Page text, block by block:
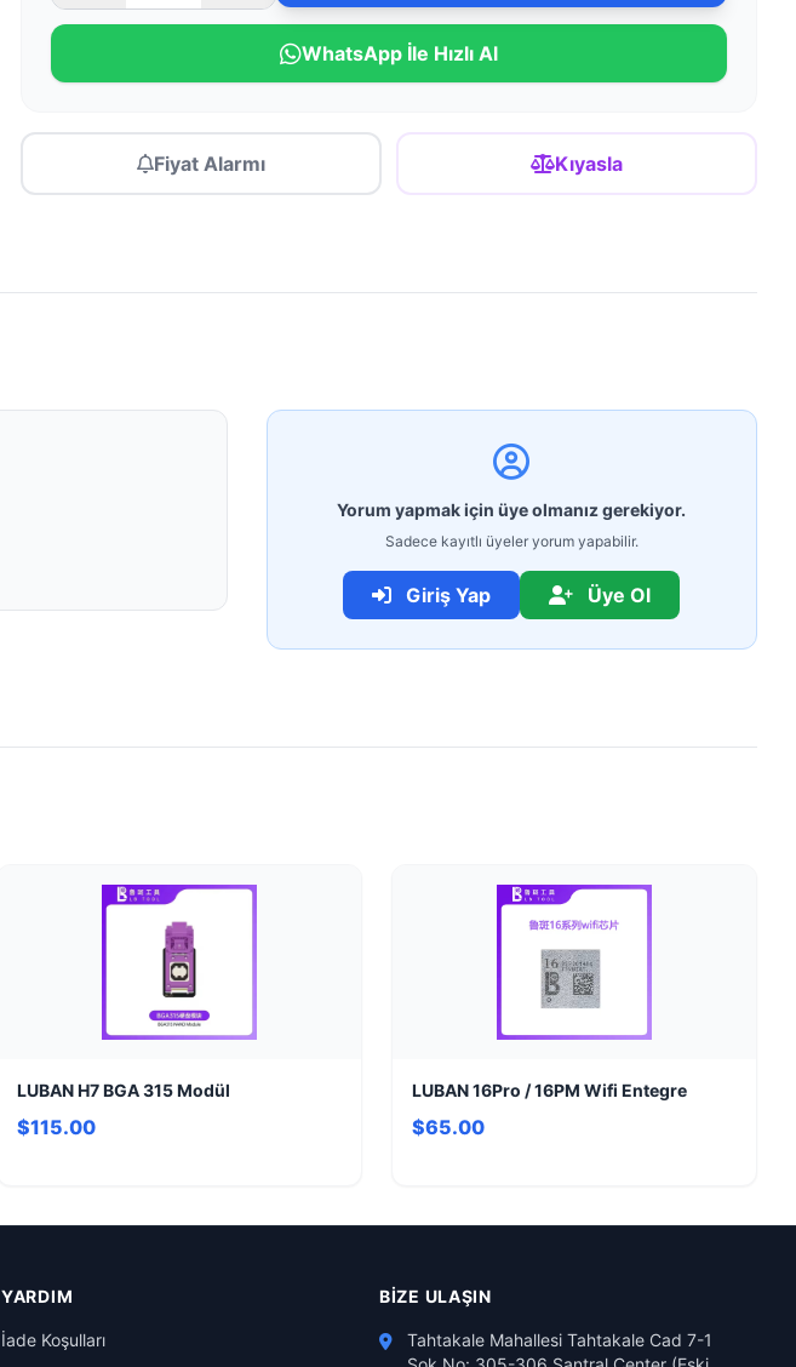
WhatsApp İle Hızlı Al
Fiyat Alarmı Kıyasla
Yorum yapmak için üye olmanız gerekiyor.
Sadece kayıtlı üyeler yorum yapabilir.
Giriş Yap Üye Ol
LUBAN H7 BGA 315 Modül
$115.00
LUBAN 16Pro / 16PM Wifi Entegre
$65.00
YARDIM
İade Koşulları
BIZE ULAŞIN
Tahtakale Mahallesi Tahtakale Cad 7-1